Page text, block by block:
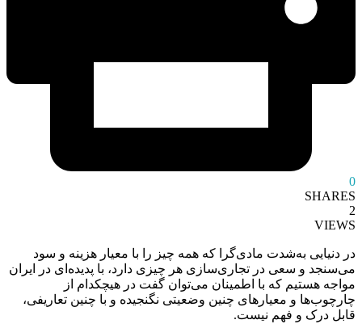
0
SHARES
2
VIEWS
در دنیایی به‌شدت مادی‌گرا که همه چیز را با معیار هزینه و سود
می‌سنجد و سعی در تجاری‌سازی هر چیزی دارد، با پدیده‌ای در ایران
مواجه هستیم که با اطمینان می‌توان گفت در هیچکدام از
چارچوب‌ها و معیارهای چنین وضعیتی نگنجیده و با چنین تعاریفی،
قابل درک و فهم نیست.